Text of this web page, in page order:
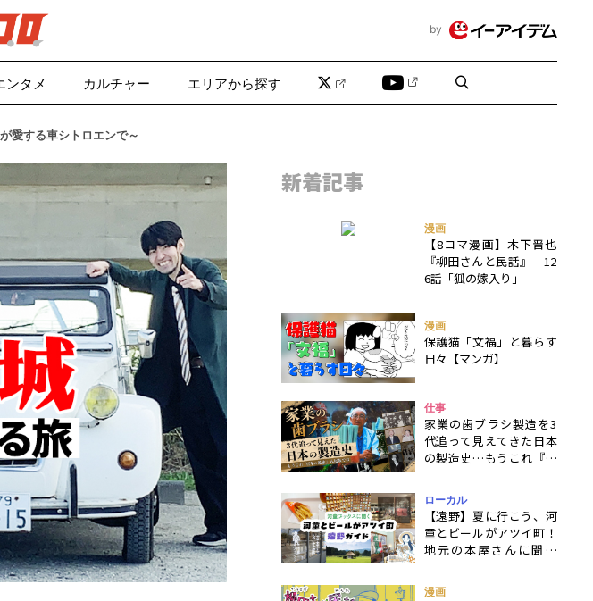
by
ンタメ カルチャー エリアから探す
愛する車シトロエンで～
新着記事
漫画
【8コマ漫画】木下晋也
『柳田さんと民話』 – 12
6話「狐の嫁入り」
漫画
保護猫「文福」と暮らす
日々【マンガ】
仕事
家業の歯ブラシ製造を3
代追って見えてきた日本
の製造史…もうこれ『百
ローカル
【遠野】夏に行こう、河
童とビールがアツイ町！
地元の本屋さんに聞く
行ガイド
漫画